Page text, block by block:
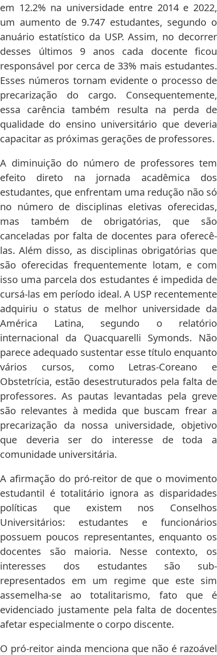
em 12.2% na universidade entre 2014 e 2022,
um aumento de 9.747 estudantes, segundo o
anuário estatístico da USP. Assim, no decorrer
desses últimos 9 anos cada docente ficou
responsável por cerca de 33% mais estudantes.
Esses números tornam evidente o processo de
precarização do cargo. Consequentemente,
essa carência também resulta na perda de
qualidade do ensino universitário que deveria
capacitar as próximas gerações de professores.
A diminuição do número de professores tem
efeito direto na jornada acadêmica dos
estudantes, que enfrentam uma redução não só
no número de disciplinas eletivas oferecidas,
mas também de obrigatórias, que são
canceladas por falta de docentes para oferecê-
las. Além disso, as disciplinas obrigatórias que
são oferecidas frequentemente lotam, e com
isso uma parcela dos estudantes é impedida de
cursá-las em período ideal. A USP recentemente
adquiriu o status de melhor universidade da
América Latina, segundo o relatório
internacional da Quacquarelli Symonds. Não
parece adequado sustentar esse título enquanto
vários cursos, como Letras-Coreano e
Obstetrícia, estão desestruturados pela falta de
professores. As pautas levantadas pela greve
são relevantes à medida que buscam frear a
precarização da nossa universidade, objetivo
que deveria ser do interesse de toda a
comunidade universitária.
A afirmação do pró-reitor de que o movimento
estudantil é totalitário ignora as disparidades
políticas que existem nos Conselhos
Universitários: estudantes e funcionários
possuem poucos representantes, enquanto os
docentes são maioria. Nesse contexto, os
interesses dos estudantes são sub-
representados em um regime que este sim
assemelha-se ao totalitarismo, fato que é
evidenciado justamente pela falta de docentes
afetar especialmente o corpo discente.
O pró-reitor ainda menciona que não é razoável